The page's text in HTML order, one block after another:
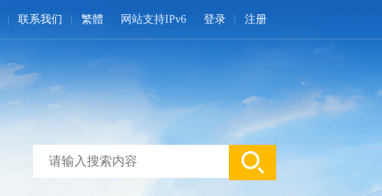
登录 注册
网站支持IPv6
联系我们 繁體